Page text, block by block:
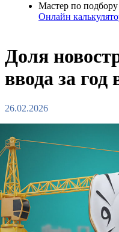
Мастер по подбору
Онлайн
Доля
ввода за год
26.02.2026